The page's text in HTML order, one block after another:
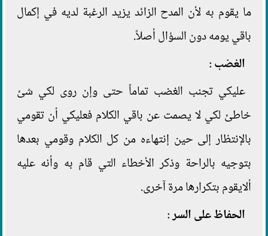
ما يقوم به لأن المدح الزائد يزيد الرغبة لديه في إكمال
باقي يومه دون السؤال أصلاً.
الغضب :
عليكي تجنب الغضب تماماً حتى وإن روى لكي شئ
خاطئ لكي لا يصمت عن باقي الكلام فعليكي أن تقومي
بالإنتظار إلى حين إنتهاءه من كل الكلام وقومي بعدها
بتوجيه بالراحة وذكر الأخطاء التي قام به وأنه عليه
ألايقوم بتكرارها مرة آخرى.
الحفاظ على السر :